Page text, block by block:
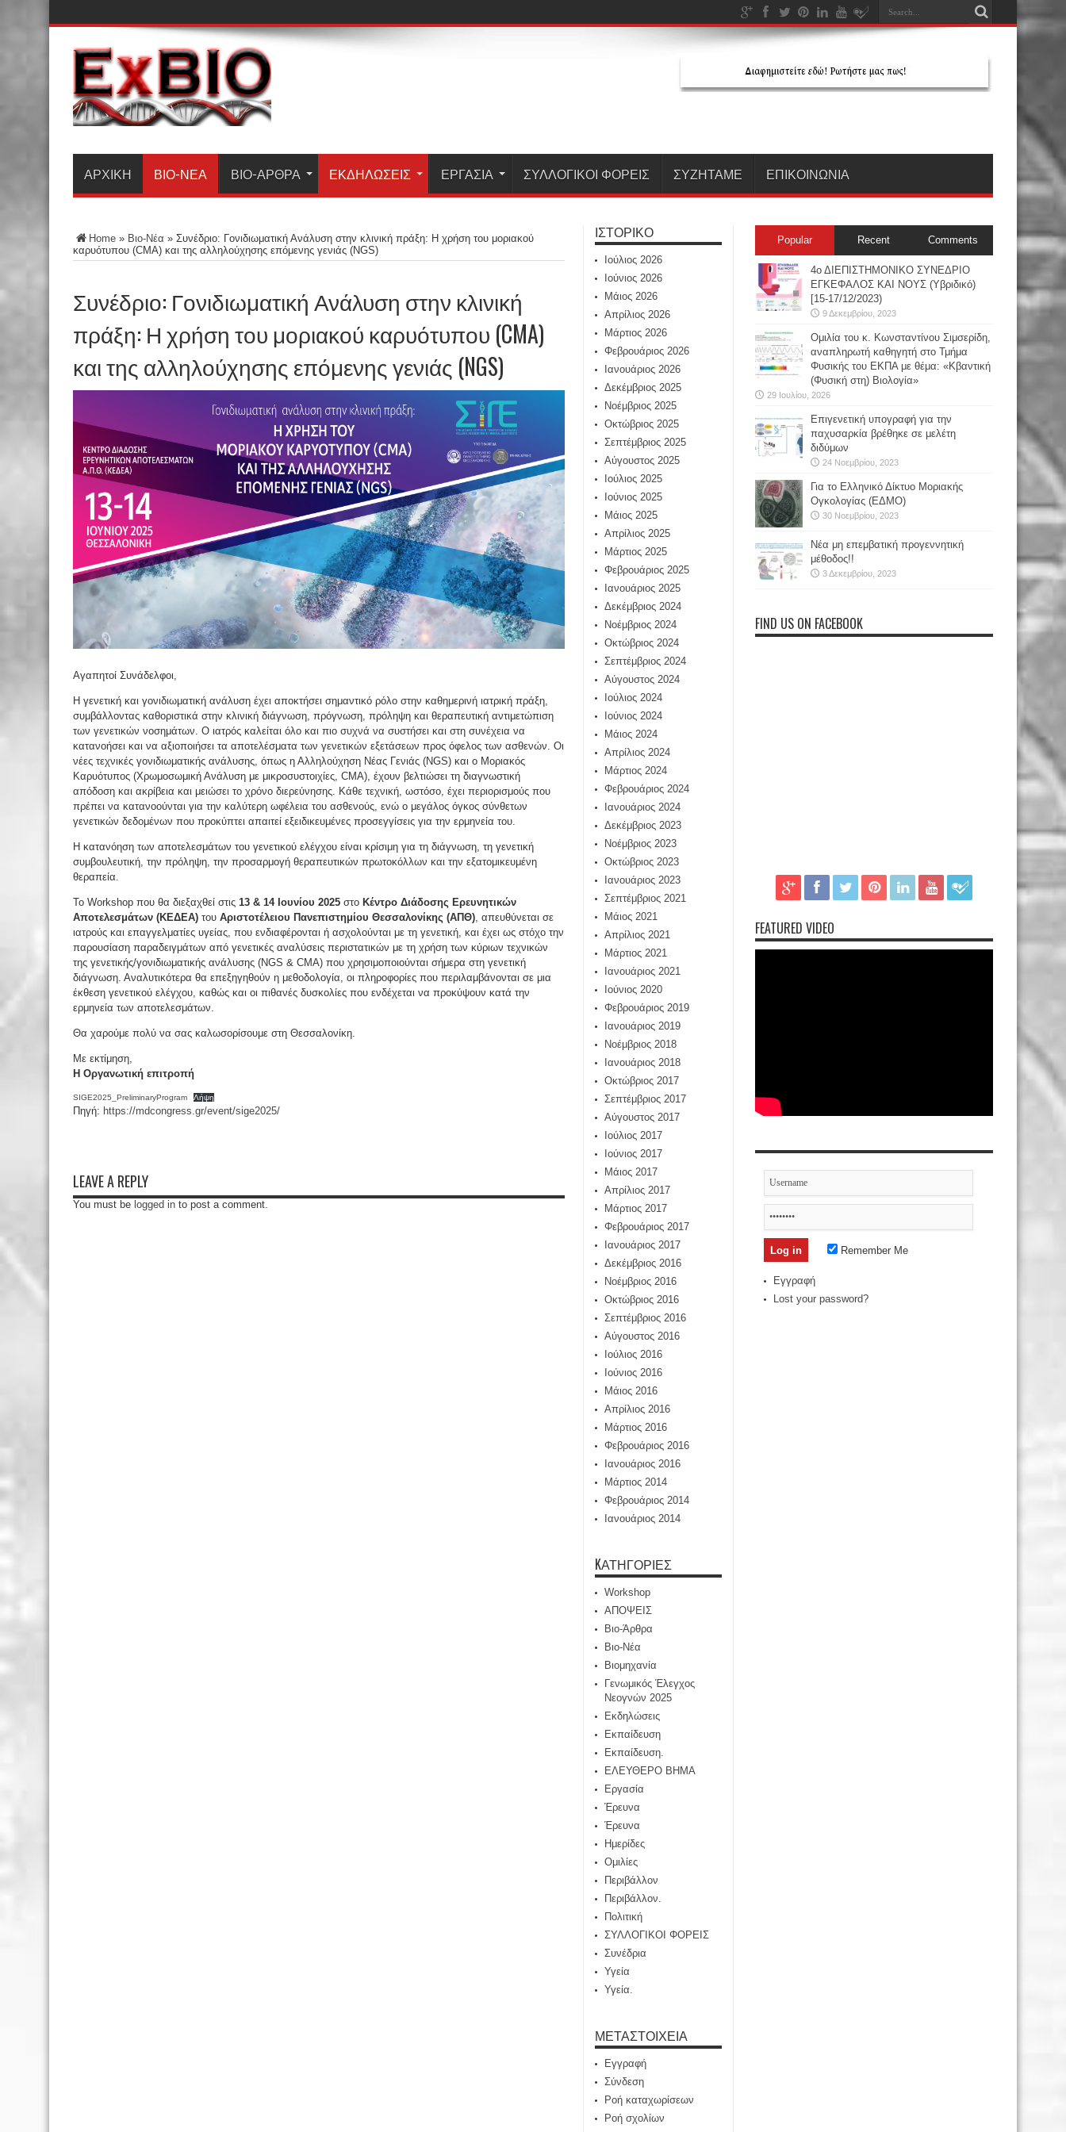
ΑΡΧΙΚΗ ΒΙΟ-ΝΈΑ ΒΙΟ-ΆΡΘΡΑ ΕΚΔΗΛΏΣΕΙΣ ΕΡΓΑΣΊΑ ΣΥΛΛΟΓΙΚΟΙ ΦΟΡΕΙΣ ΣΥΖΗΤΑΜΕ ΕΠΙΚΟΙΝΩΝΙΑ
Home » Βιο-Νέα » Συνέδριο: Γονιδιωματική Ανάλυση στην κλινική πράξη: Η χρήση του μοριακού
καρυότυπου (CMA) και της αλληλούχησης επόμενης γενιάς (NGS)
Συνέδριο: Γονιδιωματική Ανάλυση στην κλινική
πράξη: Η χρήση του μοριακού καρυότυπου (CMA)
και της αλληλούχησης επόμενης γενιάς (NGS)
Αγαπητοί Συνάδελφοι,
Η γενετική και γονιδιωματική ανάλυση έχει αποκτήσει σημαντικό ρόλο στην καθημερινή ιατρική πράξη,
συμβάλλοντας καθοριστικά στην κλινική διάγνωση, πρόγνωση, πρόληψη και θεραπευτική αντιμετώπιση
των γενετικών νοσημάτων. Ο ιατρός καλείται όλο και πιο συχνά να συστήσει και στη συνέχεια να
κατανοήσει και να αξιοποιήσει τα αποτελέσματα των γενετικών εξετάσεων προς όφελος των ασθενών. Οι
νέες τεχνικές γονιδιωματικής ανάλυσης, όπως η Αλληλούχηση Νέας Γενιάς (NGS) και ο Μοριακός
Καρυότυπος (Χρωμοσωμική Ανάλυση με μικροσυστοιχίες, CMA), έχουν βελτιώσει τη διαγνωστική
απόδοση και ακρίβεια και μειώσει το χρόνο διερεύνησης. Κάθε τεχνική, ωστόσο, έχει περιορισμούς που
πρέπει να κατανοούνται για την καλύτερη ωφέλεια του ασθενούς, ενώ ο μεγάλος όγκος σύνθετων
γενετικών δεδομένων που προκύπτει απαιτεί εξειδικευμένες προσεγγίσεις για την ερμηνεία του.
Η κατανόηση των αποτελεσμάτων του γενετικού ελέγχου είναι κρίσιμη για τη διάγνωση, τη γενετική
συμβουλευτική, την πρόληψη, την προσαρμογή θεραπευτικών πρωτοκόλλων και την εξατομικευμένη
θεραπεία.
Το Workshop που θα διεξαχθεί στις 13 & 14 Ιουνίου 2025 στο Κέντρο Διάδοσης Ερευνητικών
Αποτελεσμάτων (ΚΕΔΕΑ) του Αριστοτέλειου Πανεπιστημίου Θεσσαλονίκης (ΑΠΘ), απευθύνεται σε
ιατρούς και επαγγελματίες υγείας, που ενδιαφέρονται ή ασχολούνται με τη γενετική, και έχει ως στόχο την
παρουσίαση παραδειγμάτων από γενετικές αναλύσεις περιστατικών με τη χρήση των κύριων τεχνικών
της γενετικής/γονιδιωματικής ανάλυσης (NGS & CMA) που χρησιμοποιούνται σήμερα στη γενετική
διάγνωση. Αναλυτικότερα θα επεξηγηθούν η μεθοδολογία, οι πληροφορίες που περιλαμβάνονται σε μια
έκθεση γενετικού ελέγχου, καθώς και οι πιθανές δυσκολίες που ενδέχεται να προκύψουν κατά την
ερμηνεία των αποτελεσμάτων.
Θα χαρούμε πολύ να σας καλωσορίσουμε στη Θεσσαλονίκη.
Με εκτίμηση,
Η Οργανωτική επιτροπή
SIGE2025_PreliminaryProgram Λήψη
Πηγή: https://mdcongress.gr/event/sige2025/
LEAVE A REPLY
You must be logged in to post a comment.
ΙΣΤΟΡΙΚΌ
Ιούλιος 2026
Ιούνιος 2026
Μάιος 2026
Απρίλιος 2026
Μάρτιος 2026
Φεβρουάριος 2026
Ιανουάριος 2026
Δεκέμβριος 2025
Νοέμβριος 2025
Οκτώβριος 2025
Σεπτέμβριος 2025
Αύγουστος 2025
Ιούλιος 2025
Ιούνιος 2025
Μάιος 2025
Απρίλιος 2025
Μάρτιος 2025
Φεβρουάριος 2025
Ιανουάριος 2025
Δεκέμβριος 2024
Νοέμβριος 2024
Οκτώβριος 2024
Σεπτέμβριος 2024
Αύγουστος 2024
Ιούλιος 2024
Ιούνιος 2024
Μάιος 2024
Απρίλιος 2024
Μάρτιος 2024
Φεβρουάριος 2024
Ιανουάριος 2024
Δεκέμβριος 2023
Νοέμβριος 2023
Οκτώβριος 2023
Ιανουάριος 2023
Σεπτέμβριος 2021
Μάιος 2021
Απρίλιος 2021
Μάρτιος 2021
Ιανουάριος 2021
Ιούνιος 2020
Φεβρουάριος 2019
Ιανουάριος 2019
Νοέμβριος 2018
Ιανουάριος 2018
Οκτώβριος 2017
Σεπτέμβριος 2017
Αύγουστος 2017
Ιούλιος 2017
Ιούνιος 2017
Μάιος 2017
Απρίλιος 2017
Μάρτιος 2017
Φεβρουάριος 2017
Ιανουάριος 2017
Δεκέμβριος 2016
Νοέμβριος 2016
Οκτώβριος 2016
Σεπτέμβριος 2016
Αύγουστος 2016
Ιούλιος 2016
Ιούνιος 2016
Μάιος 2016
Απρίλιος 2016
Μάρτιος 2016
Φεβρουάριος 2016
Ιανουάριος 2016
Μάρτιος 2014
Φεβρουάριος 2014
Ιανουάριος 2014
KΑΤΗΓΟΡΊΕΣ
Workshop
ΑΠΟΨΕΙΣ
Βιο-Άρθρα
Βιο-Νέα
Βιομηχανία
Γενωμικός Έλεγχος
Νεογνών 2025
Εκδηλώσεις
Εκπαίδευση
Εκπαίδευση.
ΕΛΕΥΘΕΡΟ ΒΗΜΑ
Εργασία
Έρευνα
Έρευνα
Ημερίδες
Ομιλίες
Περιβάλλον
Περιβάλλον.
Πολιτική
ΣΥΛΛΟΓΙΚΟΙ ΦΟΡΕΙΣ
Συνέδρια
Υγεία
Υγεία.
ΜΕΤΑΣΤΟΙΧΕΊΑ
Εγγραφή
Σύνδεση
Ροή καταχωρίσεων
Ροή σχολίων
Popular Recent Comments
4ο ΔΙΕΠΙΣΤΗΜΟΝΙΚΟ ΣΥΝΕΔΡΙΟ
ΕΓΚΕΦΑΛΟΣ ΚΑΙ ΝΟΥΣ (Υβριδικό)
[15-17/12/2023)
9 Δεκεμβρίου, 2023
Oμιλία του κ. Κωνσταντίνου Σιμσερίδη,
αναπληρωτή καθηγητή στο Τμήμα
Φυσικής του ΕΚΠΑ με θέμα: «Κβαντική
(Φυσική στη) Βιολογία»
29 Ιουλίου, 2026
Επιγενετική υπογραφή για την
παχυσαρκία βρέθηκε σε μελέτη
διδύμων
24 Νοεμβρίου, 2023
Για το Ελληνικό Δίκτυο Μοριακής
Ογκολογίας (ΕΔΜΟ)
30 Νοεμβρίου, 2023
Νέα μη επεμβατική προγεννητική
μέθοδος!!
3 Δεκεμβρίου, 2023
FIND US ON FACEBOOK
FEATURED VIDEO
Remember Me
Εγγραφή
Lost your password?